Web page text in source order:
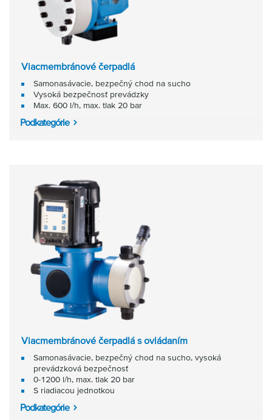
Viacmembránové čerpadlá
Samonasávacie, bezpečný chod na sucho
Vysoká bezpečnosť prevádzky
Max. 600 l/h, max. tlak 20 bar
Podkategórie
Viacmembránové čerpadlá s ovládaním
Samonasávacie, bezpečný chod na sucho, vysoká
prevádzková bezpečnosť
0-1200 l/h, max. tlak 20 bar
S riadiacou jednotkou
Podkategórie